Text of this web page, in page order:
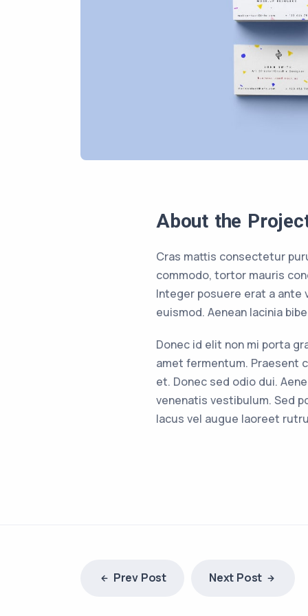
About the
Cras mattis consectetur
commodo, tortor mauris
Integer posuere erat a ante
euismod. Aenean lacinia
Donec id elit non mi porta
amet fermentum. Praesent
et. Donec sed odio dui.
venenatis vestibulum. Sed
lacus vel augue laoreet
Prev Post Next Post